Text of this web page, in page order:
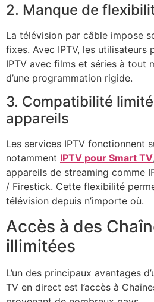
2. Manque de
La télévision par câble impose
fixes. Avec IPTV, les utilisateurs
IPTV avec films et séries à tout
d’une programmation rigide.
3. Compatibilité
appareils
Les services IPTV fonctionnent
notamment IPTV pour Smart TV
appareils de streaming comme
/ Firestick. Cette flexibilité
télévision depuis n’importe où.
Accès à des
illimitées
L’un des principaux avantages
TV en direct est l’accès à